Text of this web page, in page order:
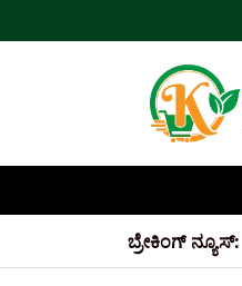
ಬ್ರೇಕಿಂಗ್ ನ್ಯೂಸ್:
34 TMC ನೀರು ಸಂಗ್ರಹ!